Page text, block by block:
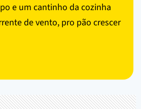
e um cantinho da cozinha
de vento, pro pão crescer